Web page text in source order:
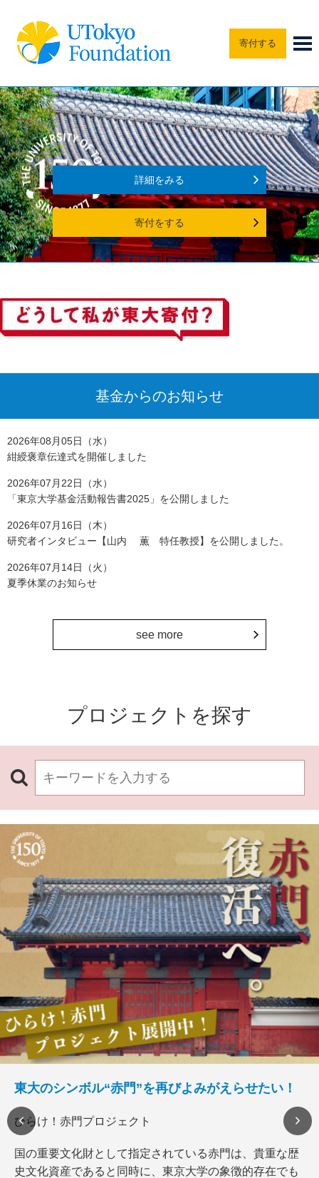
寄付する
詳細をみる
寄付をする
基金からのお知らせ
2026年08月05日（水）
紺綬褒章伝達式を開催しました
2026年07月22日（水）
「東京大学基金活動報告書2025」を公開しました
2026年07月16日（木）
研究者インタビュー【山内 薫 特任教授】を公開しました。
2026年07月14日（火）
夏季休業のお知らせ
see more
プロジェクトを探す
東大のシンボル“赤門”を再びよみがえらせたい！
ひらけ！赤門プロジェクト
国の重要文化財として指定されている赤門は、貴重な歴
史文化資産であると同時に、東京大学の象徴的存在でも